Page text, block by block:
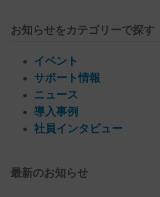
お知らせをカテゴリーで探す
イベント
サポート情報
ニュース
導入事例
社員インタビュー
最新のお知らせ